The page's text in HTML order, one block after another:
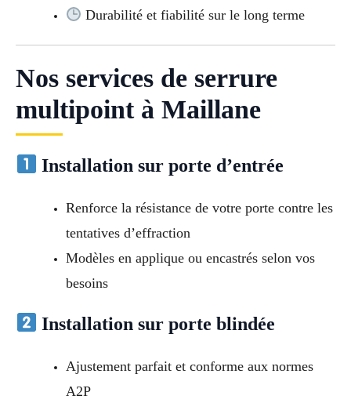
Durabilité et fiabilité sur le long terme
Nos services de serrure
multipoint à Maillane
Installation sur porte d’entrée
Renforce la résistance de votre porte contre les
tentatives d’effraction
Modèles en applique ou encastrés selon vos
besoins
Installation sur porte blindée
Ajustement parfait et conforme aux normes
A2P